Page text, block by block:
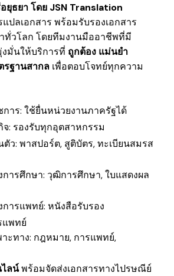
ยุธยา โดย JSN Translation
ปลเอกสาร พร้อมรับรองเอกสาร
ทั่วโลก โดยทีมงานมืออาชีพที่มี
มั่นให้บริการที่ ถูกต้อง แม่นยำ
รฐานสากล เพื่อตอบโจทย์ทุกความ
าร: ใช้ยื่นหน่วยงานภาครัฐได้
: รองรับทุกอุตสาหกรรม
ว: พาสปอร์ต, สูติบัตร, ทะเบียนสมรส
ารศึกษา: วุฒิการศึกษา, ใบแสดงผล
ารแพทย์: หนังสือรับรอง
แพทย์
ะทาง: กฎหมาย, การแพทย์,
ลน์พร้อมจัดส่งเอกสารทางไปรษณีย์